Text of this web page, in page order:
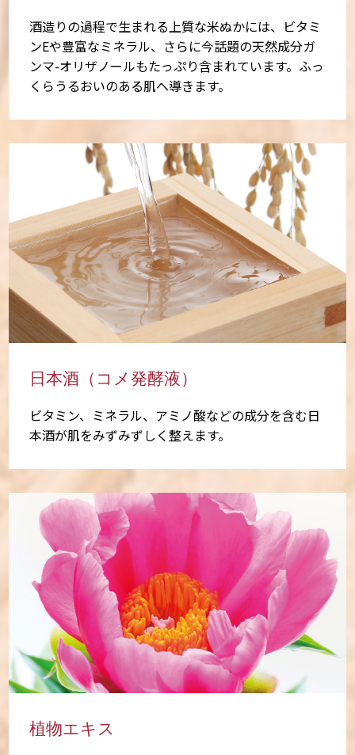
酒造りの過程で生まれる上質な米ぬかには、ビタミ
ンEや豊富なミネラル、さらに今話題の天然成分ガ
ンマ-オリザノールもたっぷり含まれています。ふっ
くらうるおいのある肌へ導きます。
日本酒（コメ発酵液）
ビタミン、ミネラル、アミノ酸などの成分を含む日
本酒が肌をみずみずしく整えます。
植物エキス